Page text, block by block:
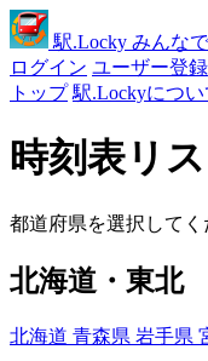
駅.Locky みんな
ログイン ユーザー登録
トップ 駅.Lockyについ
時刻表リス
都道府県を選択してく
北海道・東北
北海道 青森県 岩手県